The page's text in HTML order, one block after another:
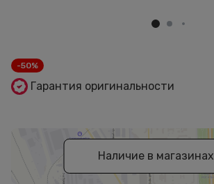
-50%
Гарантия оригинальности
Наличие в магазинах